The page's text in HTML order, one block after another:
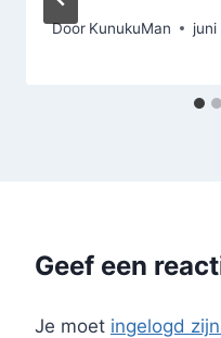
Door KunukuMan
Geef een
Je moet ingelogd